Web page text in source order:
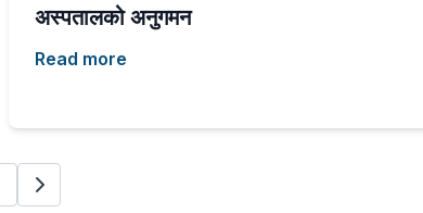
अस्पतालको अनुगमन
Read more